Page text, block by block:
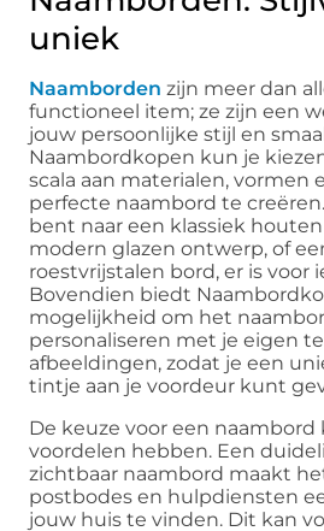
uniek
Naamborden zijn meer dan
functioneel item; ze zijn een
jouw persoonlijke stijl en
Naambordkopen kun je
scala aan materialen, vormen
perfecte naambord te
bent naar een klassiek
modern glazen ontwerp, of
roestvrijstalen bord, er is voor
Bovendien biedt
mogelijkheid om het
personaliseren met je eigen
afbeeldingen, zodat je een
tintje aan je voordeur kunt
De keuze voor een naambord
voordelen hebben. Een
zichtbaar naambord maakt
postbodes en hulpdiensten
jouw huis te vinden. Dit kan